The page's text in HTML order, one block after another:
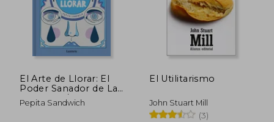
El Arte de Llorar: El
Poder Sanador de Las
Lágrimas / The Art of
Crying
Pepita Sandwich
El Utilitarismo
John Stuart Mill
(3)